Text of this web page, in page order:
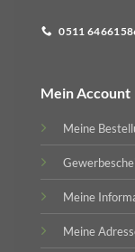
0511
Mein Account
Meine
Meine
Meine